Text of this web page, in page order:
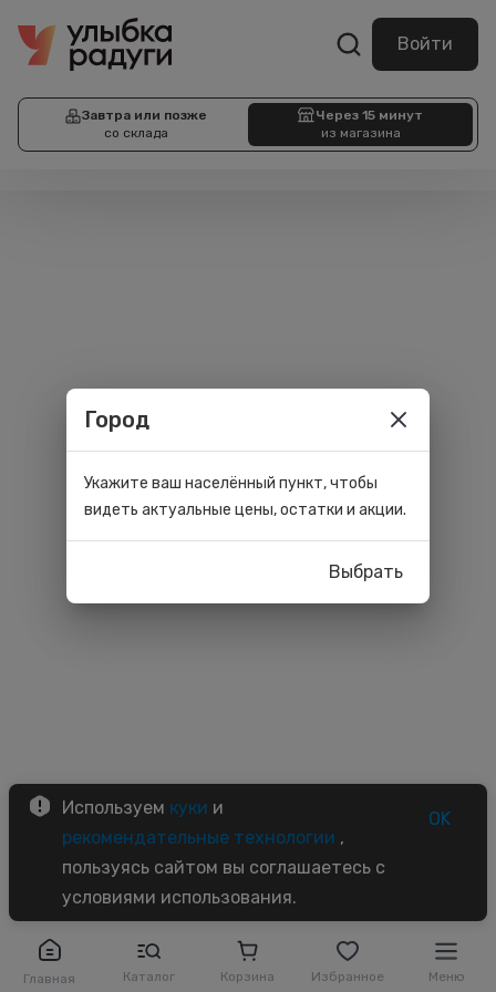
Войти
Завтра или позже
со склада
Через 15 минут
из магазина
Главная Каталог Корзина Избранное Меню
Используем куки и
рекомендательные технологии ,
пользуясь сайтом вы соглашаетесь с
условиями использования.
OK
Город
Укажите ваш населённый пункт, чтобы
видеть актуальные цены, остатки и акции.
Выбрать